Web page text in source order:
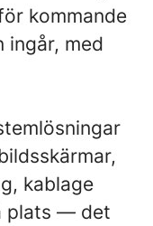
kommande
ingår, med
kablage
plats — det